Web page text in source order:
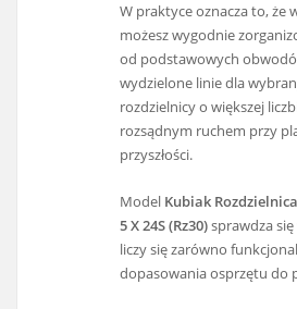
W praktyce oznacza to, że
możesz wygodnie
od podstawowych
wydzielone linie dla
rozdzielnicy o większej
rozsądnym ruchem przy
przyszłości.
Model Kubiak
5 X 24S (Rz30)sprawdza
liczy się zarówno
dopasowania osprzętu do